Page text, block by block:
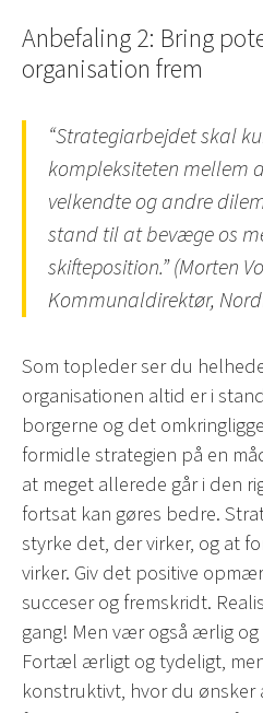
Anbefaling 2: Bring
organisation frem
“Strategiarbejdet skal
kompleksiteten mellem
velkendte og andre
stand til at bevæge os
skifteposition.” (Morten
Kommunaldirektør,
Som topleder ser du
organisationen altid er i
borgerne og det
formidle strategien på en
at meget allerede går i den
fortsat kan gøres bedre.
styrke det, der virker, og at
virker. Giv det positive
succeser og fremskridt.
gang! Men vær også ærlig
Fortæl ærligt og tydeligt,
konstruktivt, hvor du ønsker